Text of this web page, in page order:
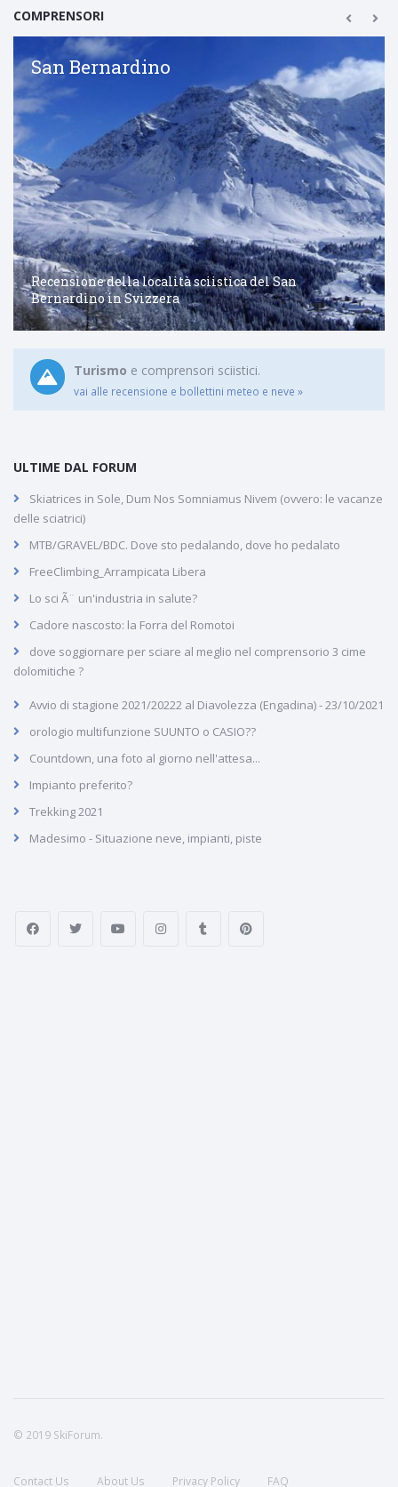
COMPRENSORI
San Bernardino
Recensione della località sciistica del San
Bernardino in Svizzera
Turismo e comprensori sciistici.
vai alle recensione e bollettini meteo e neve »
ULTIME DAL FORUM
Skiatrices in Sole, Dum Nos Somniamus Nivem (ovvero: le vacanze
delle sciatrici)
MTB/GRAVEL/BDC. Dove sto pedalando, dove ho pedalato
FreeClimbing_Arrampicata Libera
Lo sci Ã¨ un'industria in salute?
Cadore nascosto: la Forra del Romotoi
dove soggiornare per sciare al meglio nel comprensorio 3 cime
dolomitiche ?
Avvio di stagione 2021/20222 al Diavolezza (Engadina) - 23/10/2021
orologio multifunzione SUUNTO o CASIO??
Countdown, una foto al giorno nell'attesa...
Impianto preferito?
Trekking 2021
Madesimo - Situazione neve, impianti, piste
© 2019 SkiForum.
Contact Us About Us Privacy Policy FAQ